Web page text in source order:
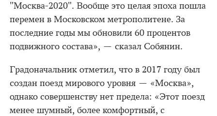
"Москва-2020". Вообще это целая эпоха пошла
перемен в Московском метрополитене. За
последние годы мы обновили 60 процентов
подвижного состава», — сказал Собянин.
Градоначальник отметил, что в 2017 году был
создан поезд мирового уровня — «Москва»,
однако совершенству нет предела: «Этот поезд
менее шумный, более комфортный, с